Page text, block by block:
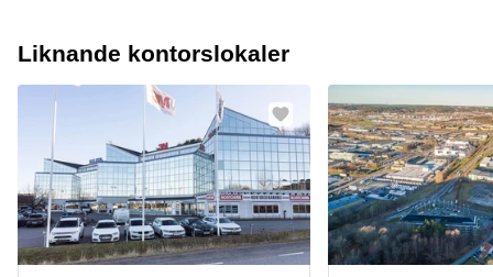
Liknande kontorslokaler